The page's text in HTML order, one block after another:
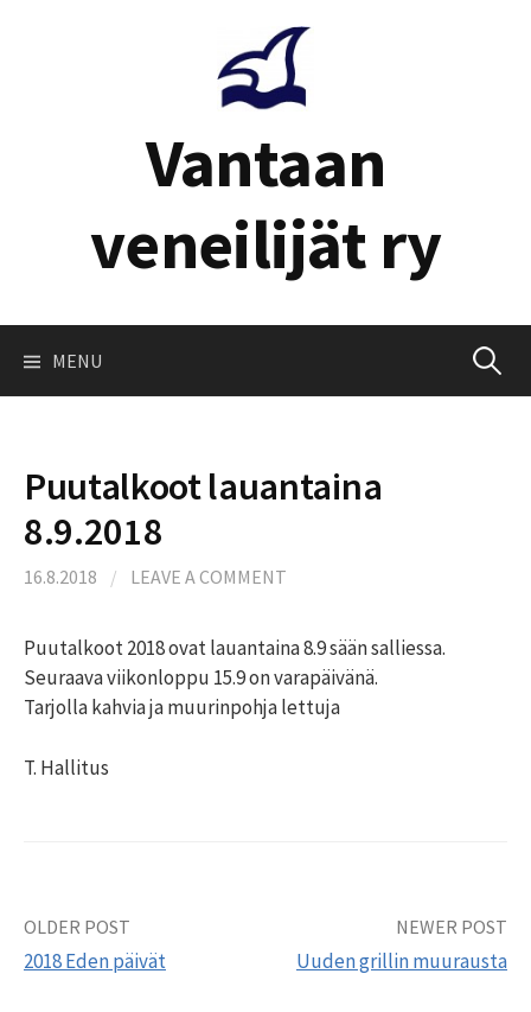
Vantaan
veneilijät ry
MENU Haku:
Puutalkoot lauantaina
8.9.2018
16.8.2018 / LEAVE A COMMENT
Puutalkoot 2018 ovat lauantaina 8.9 sään salliessa.
Seuraava viikonloppu 15.9 on varapäivänä.
Tarjolla kahvia ja muurinpohja lettuja
T. Hallitus
Post
OLDER POST
2018 Eden päivät
NEWER POST
Uuden grillin muurausta